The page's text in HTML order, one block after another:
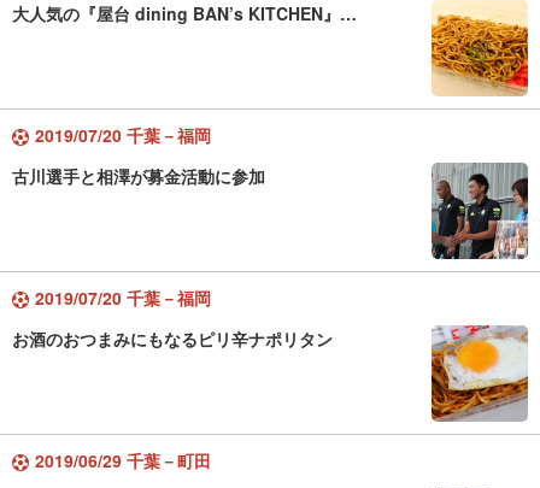
大人気の『屋台 dining BAN’s KITCHEN』…
2019/07/20 千葉－福岡
古川選手と相澤が募金活動に参加
2019/07/20 千葉－福岡
お酒のおつまみにもなるピリ辛ナポリタン
2019/06/29 千葉－町田